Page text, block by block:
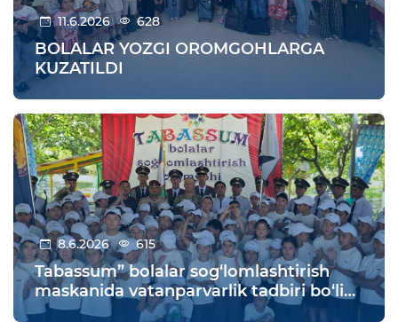
11.6.2026 628
BOLALAR YOZGI OROMGOHLARGA
KUZATILDI
8.6.2026 615
Tabassum” bolalar sog‘lomlashtirish
maskanida vatanparvarlik tadbiri bo‘lib
o‘tdi